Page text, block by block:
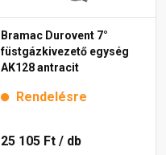
Bramac Durovent 7°
füstgázkivezető egység
AK128 antracit
Rendelésre
25 105 Ft / db